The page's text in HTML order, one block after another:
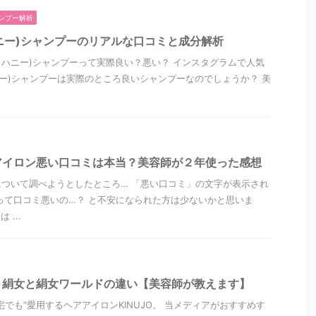
プー解析
)シャンプーのリアルな口コミと成分解析
ニー)シャンプーって実際良い？悪い？ インスタグラムで人気
)シャンプーは実際のところ良いシャンプーなのでしょうか？ 美
ロン悪い口コミは本当？美容師が２年使った感想
いて調べようとしたところ… 「悪い口コミ」の文字が表示され
て口コミ悪いの…？ と不安になられた方は少ないかと思いま
...
女と絹女ワールドの違い【美容師が教えます】
でも”愛用するヘアアイロンKINUJO。 当メディアがおすすめす